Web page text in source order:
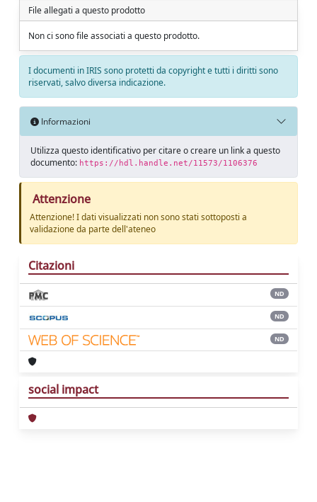
File allegati a questo prodotto
Non ci sono file associati a questo prodotto.
I documenti in IRIS sono protetti da copyright e tutti i diritti sono
riservati, salvo diversa indicazione.
Informazioni
Utilizza questo identificativo per citare o creare un link a questo
documento: https://hdl.handle.net/11573/1106376
Attenzione
Attenzione! I dati visualizzati non sono stati sottoposti a
validazione da parte dell'ateneo
Citazioni
ND
ND
ND
social impact